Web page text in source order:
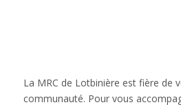
La MRC de Lotbinière est fière de
communauté. Pour vous